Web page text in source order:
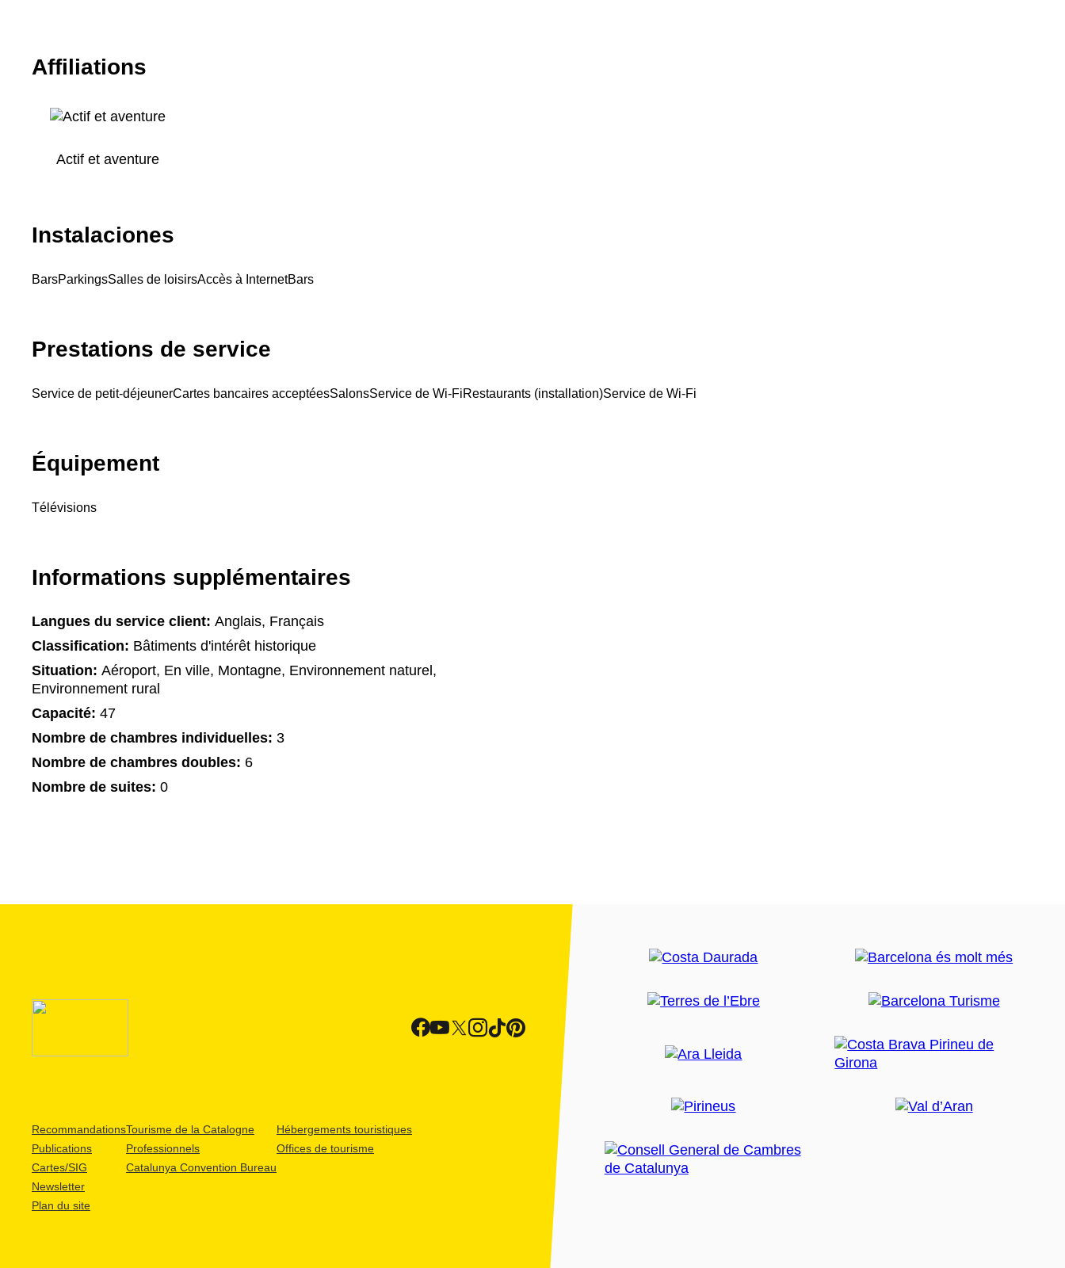
Affiliations
Actif et aventure
Instalaciones
BarsParkingsSalles de loisirsAccès à InternetBars
Prestations de service
Service de petit-déjeunerCartes bancaires acceptéesSalonsService de Wi-FiRestaurants (installation)Service de Wi-Fi
Équipement
Télévisions
Informations supplémentaires
Langues du service client: Anglais, Français
Classification: Bâtiments d'intérêt historique
Situation: Aéroport, En ville, Montagne, Environnement naturel,
Environnement rural
Capacité: 47
Nombre de chambres individuelles: 3
Nombre de chambres doubles: 6
Nombre de suites: 0
Recommandations
Publications
Cartes/SIG
Newsletter
Plan du site
Tourisme de la Catalogne
Professionnels
Catalunya Convention Bureau
Hébergements touristiques
Offices de tourisme